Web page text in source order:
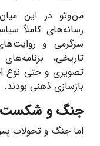
من‌وتو در این
رسانه‌های کاملاً
سرگرمی و
تاریخی،
تصویری و حتی نوع
بازسازی ذهنی بودند.
جنگ و شکست
اما جنگ و تحولات پس